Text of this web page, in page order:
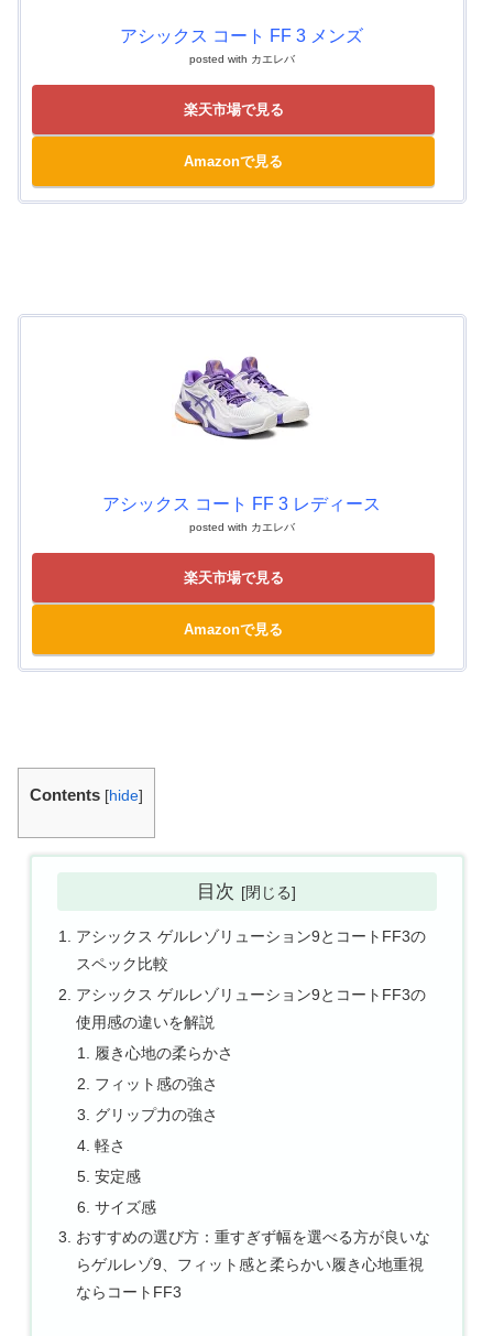
アシックス コート FF 3 メンズ
posted with カエレバ
楽天市場で見る
Amazonで見る
アシックス コート FF 3 レディース
posted with カエレバ
楽天市場で見る
Amazonで見る
Contents [hide]
目次
アシックス ゲルレゾリューション9とコートFF3の
スペック比較
アシックス ゲルレゾリューション9とコートFF3の
使用感の違いを解説
履き心地の柔らかさ
フィット感の強さ
グリップ力の強さ
軽さ
安定感
サイズ感
おすすめの選び方：重すぎず幅を選べる方が良いな
らゲルレゾ9、フィット感と柔らかい履き心地重視
ならコートFF3